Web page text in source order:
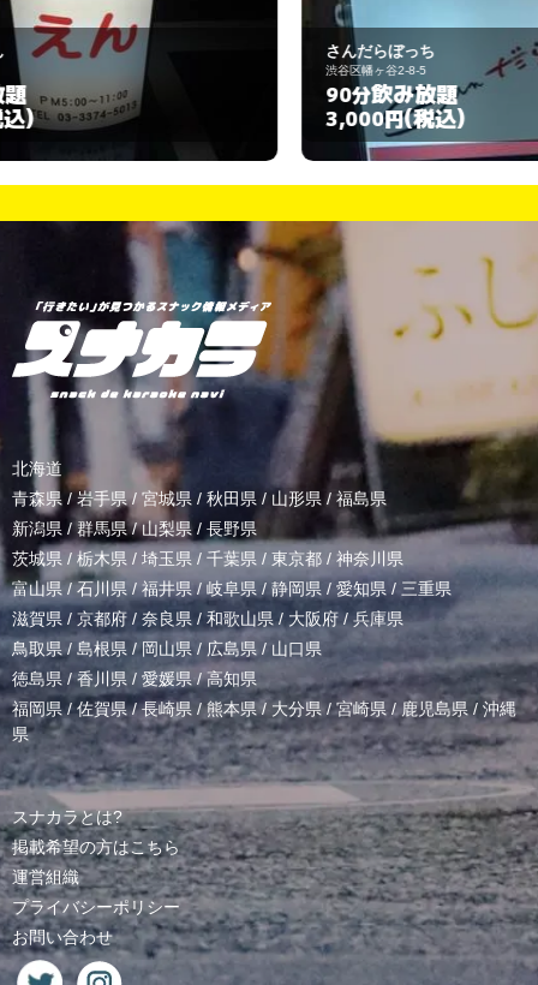
さんだらぼっち
渋谷区幡ヶ谷2-8-5
90分飲み放題
3,000円
世
北海道
青森県 / 岩手県/ 宮城県 / 秋田県 / 山形県/ 福島県
新潟県 /群馬県/山梨県 / 長野県
茨城県 / 栃木県 / 埼玉県 / 千葉県 / 東京都 / 神奈川県
富山県 /石川県/福井県/岐阜県 / 静岡県 / 愛知県 / 三重県
滋賀県 / 京都府 / 奈良県 / 和歌山県/ 大阪府 /兵庫県
鳥取県/ 島根県 /岡山県/ 広島県 / 山口県
徳島県 /香川県 / 愛媛県/高知県
福岡県/佐賀県/長崎県 /熊本県/ 大分県/宮崎県 /鹿児島県 / 沖縄
県
スナカラとは?
掲載希望の方はこちら
運営組織
プライバシーポリシー
お問い合わせ